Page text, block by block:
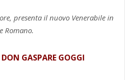
presenta il nuovo Venerabile in
Romano.
GASPARE GOGGI